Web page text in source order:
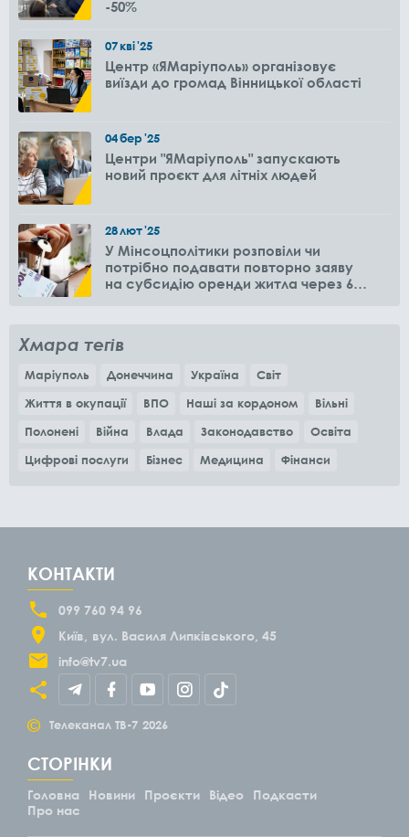
-50%
07кві'25
Центр «ЯМаріуполь» організовує
виїзди до громад Вінницької області
04бер'25
Центри "ЯМаріуполь" запускають
новий проєкт для літніх людей
28лют'25
У Мінсоцполітики розповіли чи
потрібно подавати повторно заяву
на субсидію оренди житла через 6
Хмара тегів
Маріуполь Донеччина Україна
Світ
Життя в окупації
ВПО Наші за кордоном
Вільні
Полонені
Війна Влада Законодавство
Освіта
Цифрові послуги
Бізнес Медицина Фінанси
КОНТАКТИ
099 760 94 96
Київ
вул. Василя Липківського, 45
info@tv7.ua
© Телеканал ТВ-7 2026
СТОРІНКИ
Головна Новини Проєкти Відео
Подкасти
Про нас